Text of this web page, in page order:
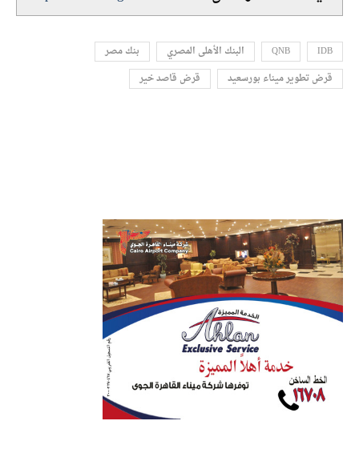
IDB
QNB البنك الأهلى المصري
بنك مصر
قرض تطوير ميناء بورسعيد
قرض قاصد خير